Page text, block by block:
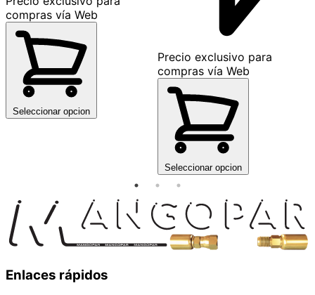
compras vía Web
Seleccionar opcion
Precio exclusivo para
compras vía Web
Seleccionar opcion
Enlaces rápidos